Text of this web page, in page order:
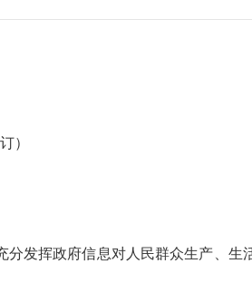
）
发挥政府信息对人民群众生产、生